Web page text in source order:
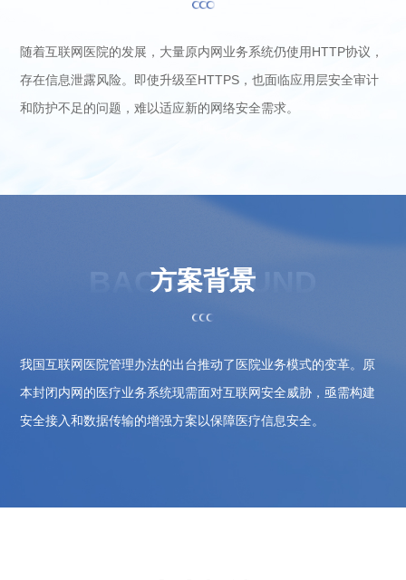
随着互联网医院的发展，大量原内网业务系统仍使用HTTP协议，
存在信息泄露风险。即使升级至HTTPS，也面临应用层安全审计
和防护不足的问题，难以适应新的网络安全需求。
BACKGROUND
方案背景
我国互联网医院管理办法的出台推动了医院业务模式的变革。原
本封闭内网的医疗业务系统现需面对互联网安全威胁，亟需构建
安全接入和数据传输的增强方案以保障医疗信息安全。